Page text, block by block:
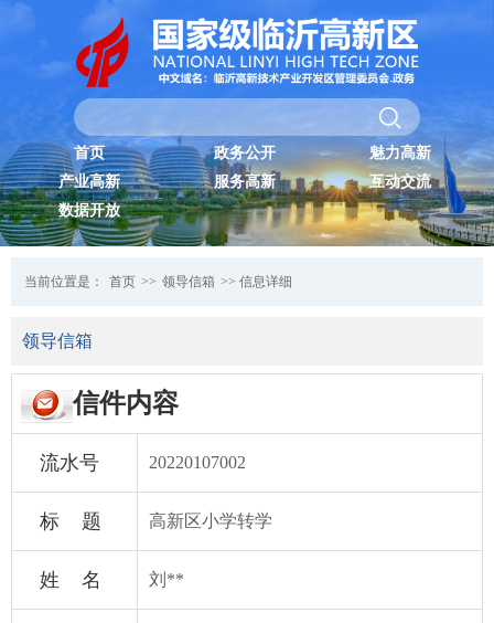
首页 政务公开
魅力高新
产业高新
服务高新
互动交流
数据开放
当前位置是： 首页 >> 领导信箱 >> 信息详细
领导信箱
信件内容
流水号 20220107002
标 题 高新区小学转学
姓 名 刘**